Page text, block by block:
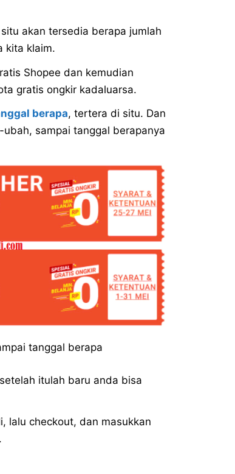
akan tersedia berapa jumlah
kita klaim.
Shopee dan kemudian
gratis ongkir kadaluarsa.
berapa, tertera di situ. Dan
sampai tanggal berapanya
tanggal berapa
itulah baru anda bisa
lalu checkout, dan masukkan